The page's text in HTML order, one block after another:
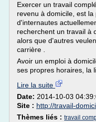
Exercer un travail
revenu à domicile, est
d'internautes
recherchent un travail à
alors que d'autres
carrière .
Avoir un emploi à
ses propres horaires, la
Lire la suite
Date: 2014-10-03
Site : http://travail-
Thèmes liés : travail